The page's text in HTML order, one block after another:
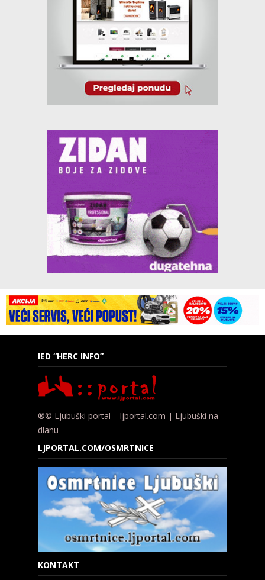
IED “HERC INFO”
®© Ljubuški portal – ljportal.com | Ljubuški na
dlanu
LJPORTAL.COM/OSMRTNICE
KONTAKT